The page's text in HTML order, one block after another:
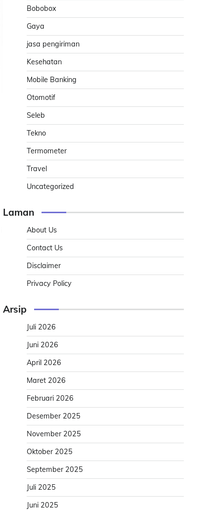
Bobobox
Gaya
jasa pengiriman
Kesehatan
Mobile Banking
Otomotif
Seleb
Tekno
Termometer
Travel
Uncategorized
Laman
About Us
Contact Us
Disclaimer
Privacy Policy
Arsip
Juli 2026
Juni 2026
April 2026
Maret 2026
Februari 2026
Desember 2025
November 2025
Oktober 2025
September 2025
Juli 2025
Juni 2025